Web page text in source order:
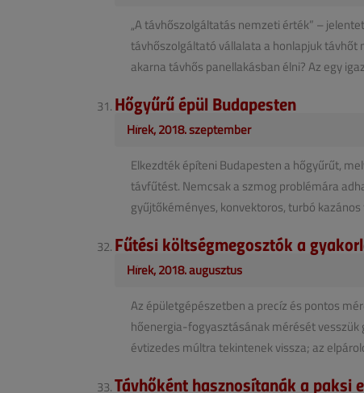
„A távhőszolgáltatás nemzeti érték” –
távhőszolgáltató vállalata a honlapjuk távhőt
akarna távhős panellakásban élni? Az egy
Hőgyűrű épül Budapesten
Hírek, 2018. szeptember
Elkezdték építeni Budapesten a hőgyűrűt,
távfűtést. Nemcsak a szmog problémára
gyűjtőkéményes, konvektoros, turbó kazános
Fűtési költségmegosztók a
Hírek, 2018. augusztus
Az épületgépészetben a precíz és pontos
hőenergia-fogyasztásának mérését
évtizedes múltra tekintenek vissza; az
Távhőként hasznosítanák a paksi